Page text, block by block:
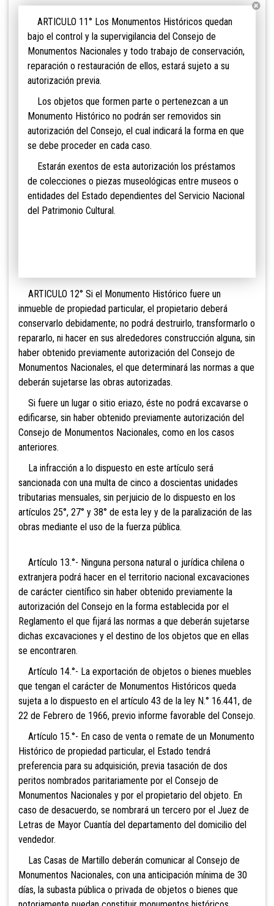
ARTICULO 11° Los Monumentos Históricos quedan
bajo el control y la supervigilancia del Consejo de
Monumentos Nacionales y todo trabajo de conservación,
reparación o restauración de ellos, estará sujeto a su
autorización previa.
Los objetos que formen parte o pertenezcan a un
Monumento Histórico no podrán ser removidos sin
autorización del Consejo, el cual indicará la forma en que
se debe proceder en cada caso.
Estarán exentos de esta autorización los préstamos
de colecciones o piezas museológicas entre museos o
entidades del Estado dependientes del Servicio Nacional
del Patrimonio Cultural.
ARTICULO 12° Si el Monumento Histórico fuere un
inmueble de propiedad particular, el propietario deberá
conservarlo debidamente; no podrá destruirlo, transformarlo o
repararlo, ni hacer en sus alrededores construcción alguna, sin
haber obtenido previamente autorización del Consejo de
Monumentos Nacionales, el que determinará las normas a que
deberán sujetarse las obras autorizadas.
Si fuere un lugar o sitio eriazo, éste no podrá excavarse o
edificarse, sin haber obtenido previamente autorización del
Consejo de Monumentos Nacionales, como en los casos
anteriores.
La infracción a lo dispuesto en este artículo será
sancionada con una multa de cinco a doscientas unidades
tributarias mensuales, sin perjuicio de lo dispuesto en los
artículos 25°, 27° y 38° de esta ley y de la paralización de las
obras mediante el uso de la fuerza pública.
Artículo 13.°- Ninguna persona natural o jurídica chilena o
extranjera podrá hacer en el territorio nacional excavaciones
de carácter científico sin haber obtenido previamente la
autorización del Consejo en la forma establecida por el
Reglamento el que fijará las normas a que deberán sujetarse
dichas excavaciones y el destino de los objetos que en ellas
se encontraren.
Artículo 14.°- La exportación de objetos o bienes muebles
que tengan el carácter de Monumentos Históricos queda
sujeta a lo dispuesto en el artículo 43 de la ley N.° 16.441, de
22 de Febrero de 1966, previo informe favorable del Consejo.
Artículo 15.°- En caso de venta o remate de un Monumento
Histórico de propiedad particular, el Estado tendrá
preferencia para su adquisición, previa tasación de dos
peritos nombrados paritariamente por el Consejo de
Monumentos Nacionales y por el propietario del objeto. En
caso de desacuerdo, se nombrará un tercero por el Juez de
Letras de Mayor Cuantía del departamento del domicilio del
vendedor.
Las Casas de Martillo deberán comunicar al Consejo de
Monumentos Nacionales, con una anticipación mínima de 30
días, la subasta pública o privada de objetos o bienes que